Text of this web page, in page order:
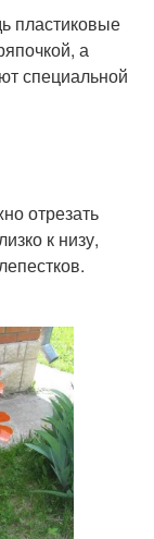
пластиковые
а
специальной
отрезать
к низу,